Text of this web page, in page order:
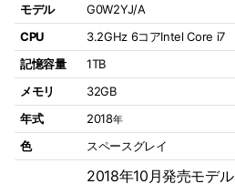
モデル
G0W2YJ/A
CPU
3.2GHz 6コアIntel Core i7
記憶容量
1TB
メモリ
32GB
年式
2018年
色 スペースグレイ
2018年10月発売モデル